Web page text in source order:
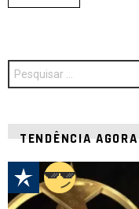
Procurar
por:
TENDÊNCIA AGORA